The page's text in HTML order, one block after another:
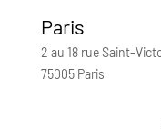
Paris
2 au 18 rue Saint-
75005 Paris